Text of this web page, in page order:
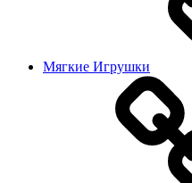
Мягкие Игрушки